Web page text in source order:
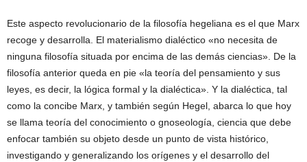
Este aspecto revolucionario de la filosofía hegeliana es el que Marx
recoge y desarrolla. El materialismo dialéctico «no necesita de
ninguna filosofía situada por encima de las demás ciencias». De la
filosofía anterior queda en pie «la teoría del pensamiento y sus
leyes, es decir, la lógica formal y la dialéctica». Y la dialéctica, tal
como la concibe Marx, y también según Hegel, abarca lo que hoy
se llama teoría del conocimiento o gnoseología, ciencia que debe
enfocar también su objeto desde un punto de vista histórico,
investigando y generalizando los orígenes y el desarrollo del